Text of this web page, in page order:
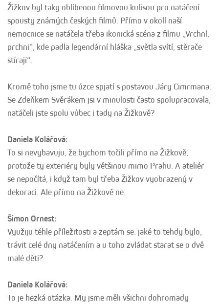
Žižkov byl taky oblíbenou filmovou kulisou pro natáčení
spousty známých českých filmů. Přímo v okolí naší
nemocnice se natáčela třeba ikonická scéna z filmu „Vrchní,
prchni“, kde padla legendární hláška „světla svítí, stěrače
stírají“.
Kromě toho jsme tu úzce spjatí s postavou Járy Cimrmana.
Se Zdeňkem Svěrákem jsi v minulosti často spolupracovala,
natáčeli jste spolu vůbec i tady na Žižkově?
Daniela Kolářová:
To si nevybavuju, že bychom točili přímo na Žižkově,
protože ty exteriéry byly většinou mimo Prahu. A ateliér
se nepočítá, i když tam byl třeba Žižkov vyobrazený v
dekoraci. Ale přímo na Žižkově ne.
Šimon Ornest:
Využiju téhle příležitosti a zeptám se: jaké to tehdy bylo,
trávit celé dny natáčením a u toho zvládat starat se o dvě
malé děti?
Daniela Kolářová:
To je hezká otázka. My jsme měli všichni dohromady